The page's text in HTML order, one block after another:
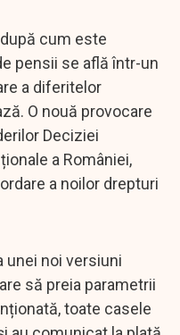
cum este
pensii se află într-un
a diferitelor
O nouă provocare
Deciziei
a României,
a noilor drepturi
unei noi versiuni
să preia parametrii
toate casele